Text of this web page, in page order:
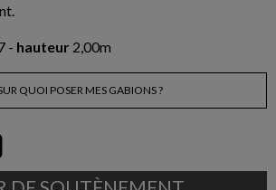
- hauteur 2,00m
QUOI POSER MES GABIONS ?